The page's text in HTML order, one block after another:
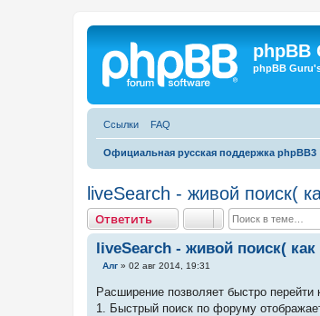
phpBB
phpBB
Ссылки FAQ
Официальная русская поддержка phpBB3
liveSearch - живой поиск(
Ответить
Ответить
liveSearch - живой поиск( как
С
о
б
Алг » 02 авг 2014, 19:31
Расширение позволяет быстро
1. Быстрый поиск по форуму